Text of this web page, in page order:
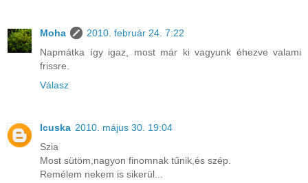
Moha
2010. február 24. 7:22
Napmátka így igaz, most már ki vagyunk éhezve valami
frissre.
Válasz
Icuska 2010. május 30. 19:04
Szia
Most sütöm,nagyon finomnak tűnik,és szép.
Remélem nekem is sikerül...